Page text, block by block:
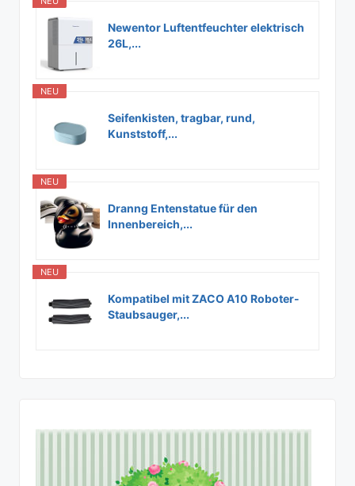
Newentor Luftentfeuchter elektrisch
26L,...
NEU
Seifenkisten, tragbar, rund,
Kunststoff,...
NEU
Dranng Entenstatue für den
Innenbereich,...
NEU
Kompatibel mit ZACO A10 Roboter-
Staubsauger,...